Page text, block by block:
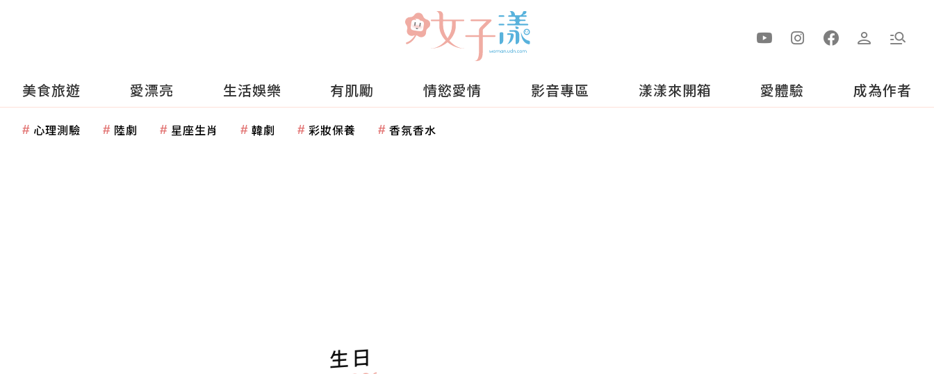
美食旅遊 愛漂亮 生活娛樂 有肌勵 情慾愛情 影音專區 漾漾來開箱 愛體驗 成為作者
心理測驗 陸劇 星座生肖 韓劇 彩妝保養 香氛香水
生日